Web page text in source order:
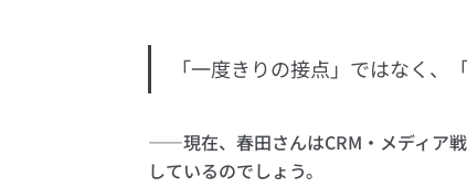
「一度きりの接点」ではなく
――現在、春田さんはCRM・メディア
しているのでしょう。